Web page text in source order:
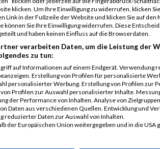
Andreas Oser 0000 GER
MAQUET
Holding
B.V. & Co.
KG
Andreas Oser 0000 GER
MAQUET
Holding
B.V. & Co.
KG
klicken. Um Ihre Einwilligung zu widerrufen, klicken
Link in der Fußzeile der Website und klicken Sie auf den
können Sie Ihre Einwilligung widerrufen. Diese
und haben keinen Einfluss auf die Browserdaten.
verarbeiten Daten, um die Leistung der
zu tun:
auf Informationen auf einem Endgerät. Verwendung
Erstellung von Profilen für personalisierte
personalisierter Werbung. Erstellung von Profilen zur
Profilen zur Auswahl personalisierter Inhalte.
der Performance von Inhalten. Analyse von
Daten aus verschiedenen Quellen. Entwicklung und
reduzierter Daten zur Auswahl von Inhalten.
der Europäischen Union weitergegeben und in die USA